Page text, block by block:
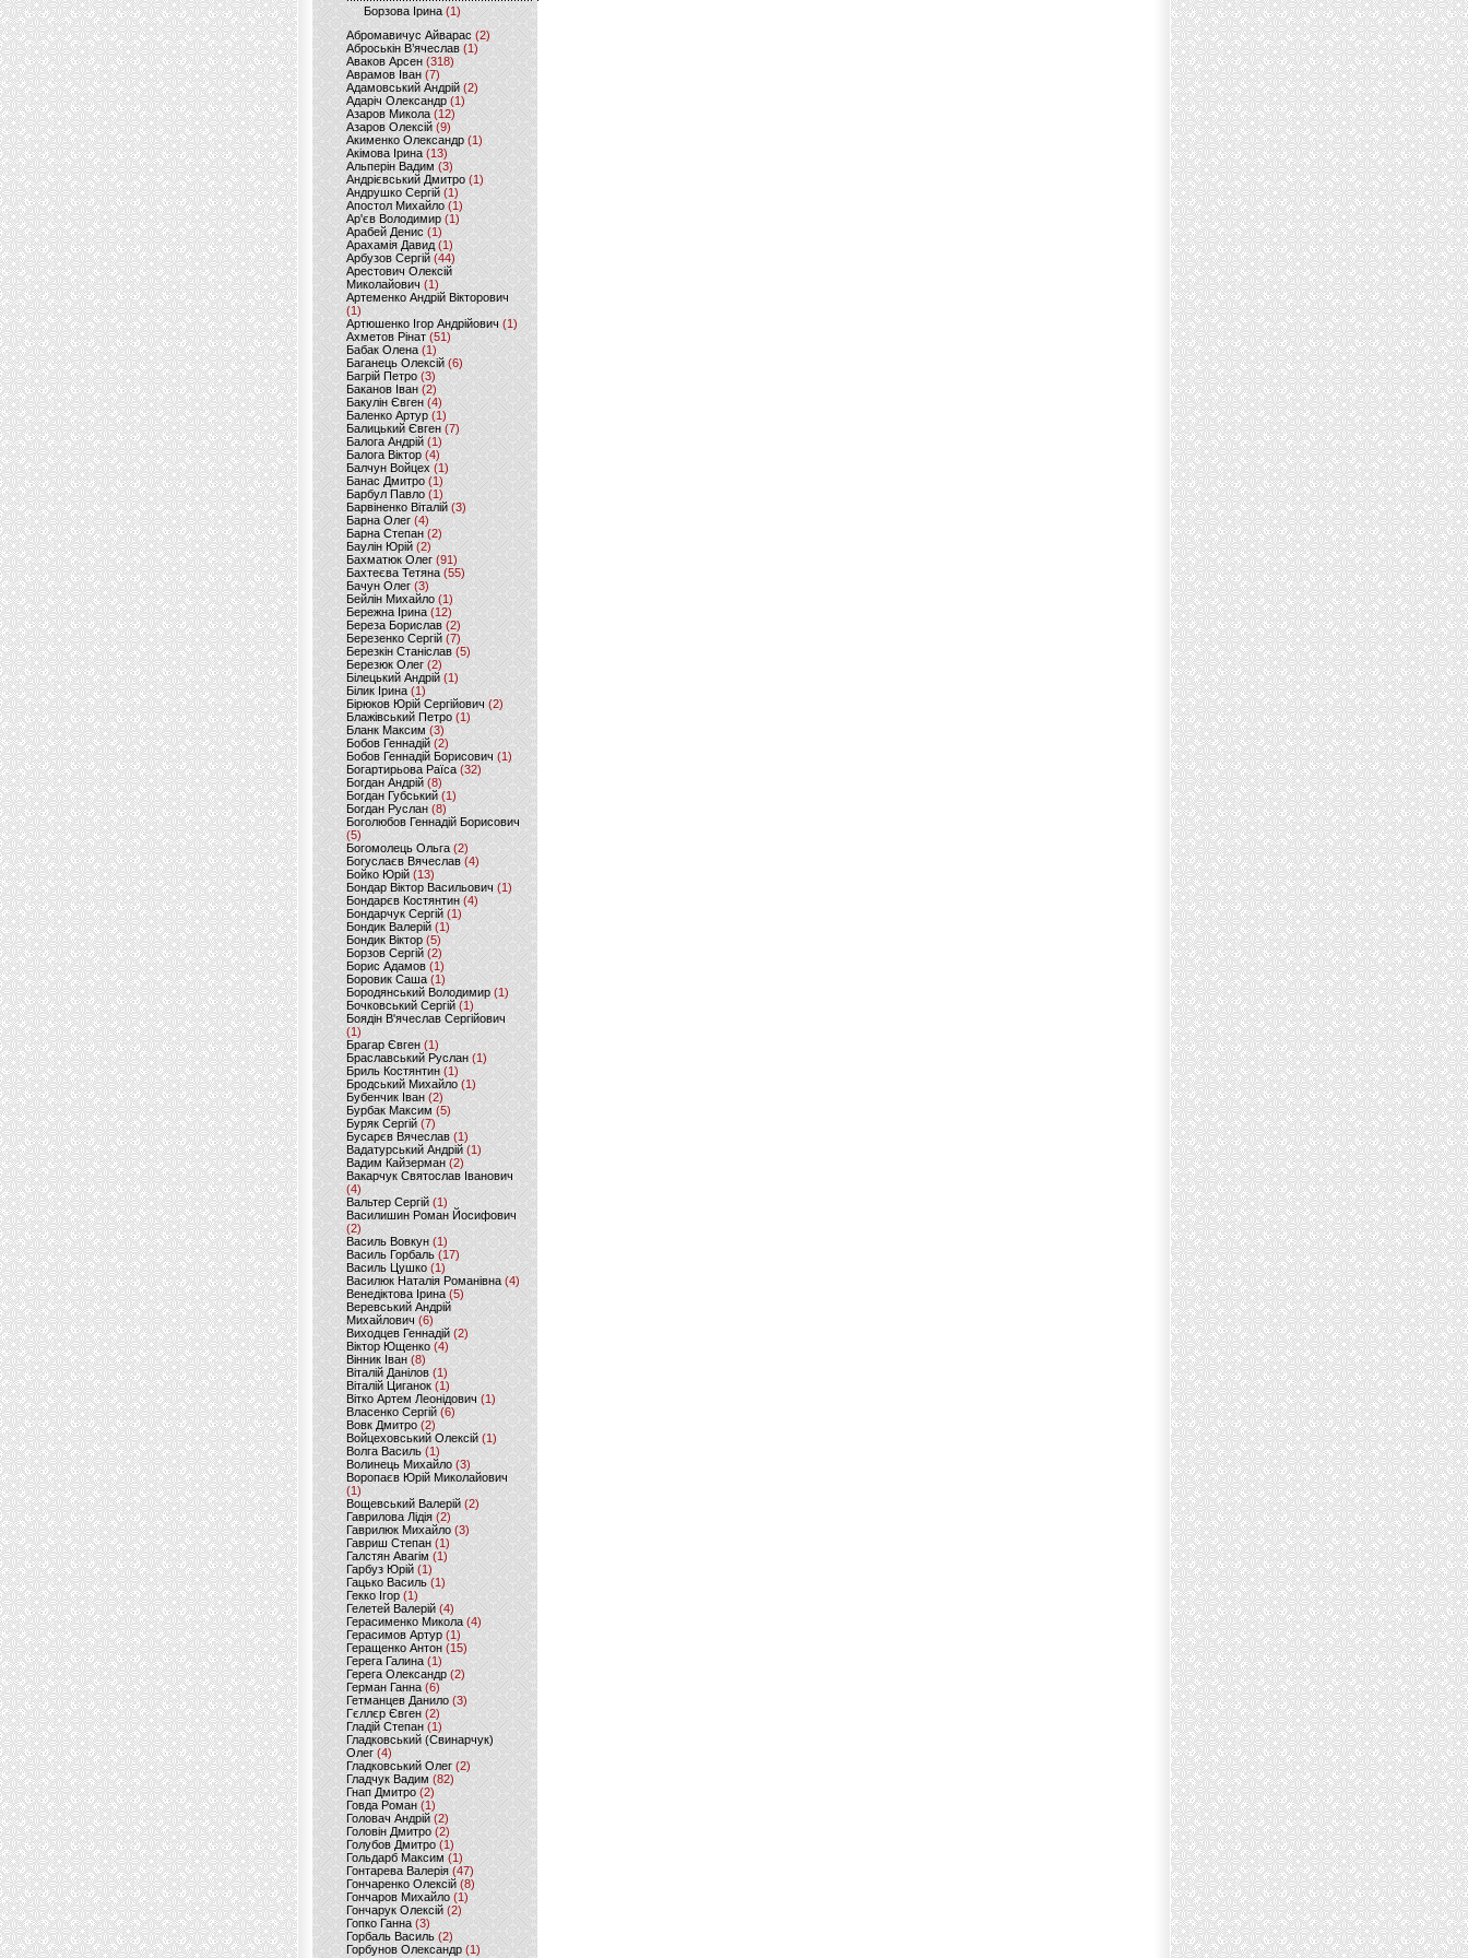
Борзова Ірина(1)
Абромавичус Айварас (2)
Аброськін В’ячеслав(1)
Аваков Арсен (318)
Аврамов Іван (7)
Адамовський Андрій(2)
Адаріч Олександр (1)
Азаров Микола (12)
Азаров Олексій (9)
Акименко Олександр(1)
Акімова Ірина(13)
Альперін Вадим (3)
Андрієвський Дмитро(1)
Андрушко Сергій(1)
Апостол Михайло(1)
Ар'єв Володимир (1)
Арабей Денис(1)
Арахамія Давид (1)
Арбузов Сергій (44)
Арестович Олексій
Миколайович(1)
Артеменко Андрій Вікторович
(1)
Артюшенко Ігор Андрійович(1)
Ахметов Рінат(51)
Бабак Олена(1)
Баганець Олексій(6)
Багрій Петро (3)
Баканов Іван(2)
Бакулін Євген (4)
Баленко Артур(1)
Балицький Євген(7)
Балога Андрій (1)
Балога Віктор (4)
Балчун Войцех (1)
Банас Дмитро (1)
Барбул Павло(1)
Барвіненко Віталій(3)
Барна Олег (4)
Барна Степан (2)
Баулін Юрій (2)
Бахматюк Олег (91)
Бахтеєва Тетяна(55)
Бачун Олег (3)
Бейлін Михайло (1)
Бережна Ірина(12)
Береза Борислав(2)
Березенко Сергій (7)
Березкін Станіслав (5)
Березюк Олег(2)
Білецький Андрій (1)
Білик Ірина (1)
Бірюков Юрій Сергійович (2)
Блажівський Петро (1)
Бланк Максим(3)
Бобов Геннадій (2)
Бобов Геннадій Борисович (1)
Богартирьова Раїса (32)
Богдан Андрій(8)
Богдан Губський (1)
Богдан Руслан(8)
Боголюбов Геннадій Борисович
(5)
Богомолець Ольга (2)
Богуслаєв Вячеслав (4)
Бойко Юрій (13)
Бондар Віктор Васильович (1)
Бондарєв Костянтин (4)
Бондарчук Сергій(1)
Бондик Валерій (1)
Бондик Віктор(5)
Борзов Сергiй (2)
Борис Адамов(1)
Боровик Саша (1)
Бородянський Володимир (1)
Бочковський Сергій (1)
Боядін В'ячеслав Сергійович
(1)
Брагар Євген (1)
Браславський Руслан (1)
Бриль Костянтин (1)
Бродський Михайло (1)
Бубенчик Іван(2)
Бурбак Максим (5)
Буряк Сергій (7)
Бусарєв Вячеслав (1)
Вадатурський Андрій (1)
Вадим Кайзерман (2)
Вакарчук Святослав Іванович
(4)
Вальтер Сергій (1)
Василишин Роман Йосифович
(2)
Василь Вовкун (1)
Василь Горбаль (17)
Василь Цушко (1)
Василюк Наталія Романівна (4)
Венедіктова Ірина(5)
Веревський Андрій
Михайлович (6)
Виходцев Геннадій (2)
Віктор Ющенко (4)
Вінник Іван (8)
Віталій Данілов (1)
Віталій Циганок (1)
Вітко Артем Леонідович(1)
Власенко Сергій (6)
Вовк Дмитро(2)
Войцеховський Олексій(1)
Волга Василь (1)
Волинець Михайло (3)
Воропаєв Юрій Миколайович
(1)
Вощевський Валерій(2)
Гаврилова Лідія (2)
Гаврилюк Михайло (3)
Гавриш Степан (1)
Галстян Авагім (1)
Гарбуз Юрій (1)
Гацько Василь (1)
Гекко Ігор(1)
Гелетей Валерій (4)
Герасименко Микола (4)
Герасимов Артур (1)
Геращенко Антон(15)
Герега Галина (1)
Герега Олександр (2)
Герман Ганна (6)
Гетманцев Данило (3)
Гєллєр Євген (2)
Гладій Степан(1)
Гладковський (Свинарчук)
Олег (4)
Гладковський Олег (2)
Гладчук Вадим (82)
Гнап Дмитро (2)
Говда Роман(1)
Головач Андрій (2)
Головін Дмитро (2)
Голубов Дмитро (1)
Гольдарб Максим(1)
Гонтарева Валерія (47)
Гончаренко Олексій(8)
Гончаров Михайло (1)
Гончарук Олексій (2)
Гопко Ганна (3)
Горбаль Василь (2)
Горбунов Олександр (1)